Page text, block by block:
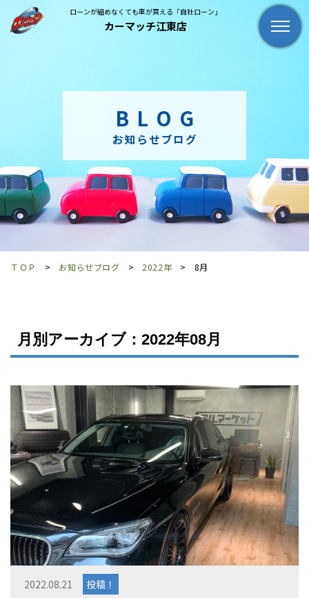
ローンが組めなくても車が買える「自社ローン」
カーマッチ江東店
BLOG
お知らせブログ
ＴＯＰ お知らせブログ 2022年 8月
月別アーカイブ：2022年08月
2022.08.21 投稿！